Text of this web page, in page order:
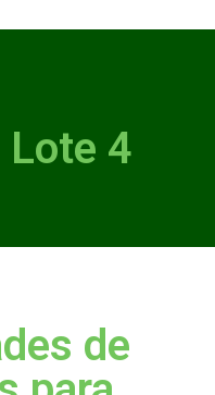
Lote 4
de